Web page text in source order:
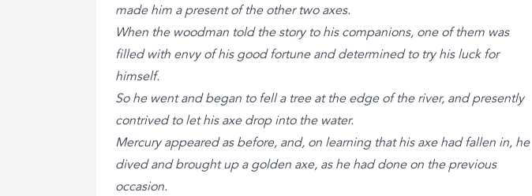
made him a present of the other two axes.
When the woodman told the story to his companions, one of them was
filled with envy of his good fortune and determined to try his luck for
himself.
So he went and began to fell a tree at the edge of the river, and presently
contrived to let his axe drop into the water.
Mercury appeared as before, and, on learning that his axe had fallen in, he
dived and brought up a golden axe, as he had done on the previous
occasion.